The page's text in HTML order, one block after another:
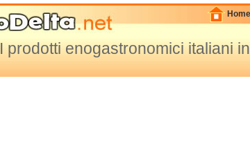
Home
I prodotti enogastronomici italiani